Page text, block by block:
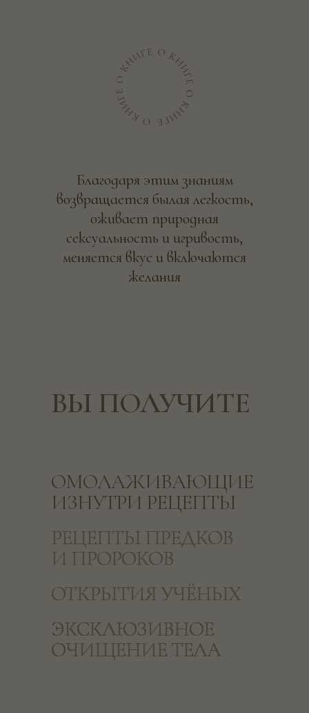
Благодаря этим знаниям
возвращается былая легкость,
оживает природная
сексуальность и игривость,
меняется вкус и включаются
желания
ВЫ ПОЛУЧИТЕ
ОТКРЫТИЯ УЧЁНЫХ
ЭКСКЛЮЗИВНОЕ
ОЧИЩЕНИЕ ТЕЛА
ЭКСКЛЮЗИВНОЕ
ОЧИЩЕНИЕ ТЕЛА
ОТКРЫТИЯ УЧЁНЫХ
ЭКСКЛЮЗИВНОЕ
ОЧИЩЕНИЕ ТЕЛА
РЕЦЕПТЫ ПРЕДКОВ
И ПРОРОКОВ
ОМОЛАЖИВАЮЩИЕ
ИЗНУТРИ РЕЦЕПТЫ
РЕЦЕПТЫ ПРЕДКОВ
И ПРОРОКОВ